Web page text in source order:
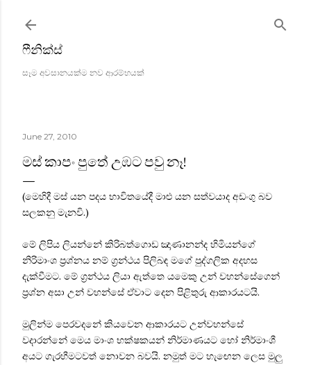
ෆීනික්ස්
සෑම අවසානයක්ම නව ආරම්භයක්
June 27, 2010
මස් කාපං පුතේ උඹට පවු නෑ!
(මෙහිදී මස් යන පදය භාවිතයේදී මාළු යන සත්වයාද අඩංගු බව
සලකනු මැනවි.)
මේ ලිපිය ලියන්නේ කිරිබත්ගොඩ ඤාණානන්ද හිමියන්ගේ
නිරිමාංශ ප්‍රශ්නය නම් ග්‍රන්ථය පිලිබඳ මගේ පුද්ගලික අදහස
දැක්වීමට. මේ ග්‍රන්ථය ලියා ඇත්තෙ යමෙකු උන් වහන්සේගෙන්
ප්‍රශ්න අසා උන් වහන්සේ ඒවාට දෙන පිළිතුරු ආකාරයටයි.
මුලින්ම පෙරවදනේ කියවෙන ආකාරයට උන්වහන්සේ
වදාරන්නේ මෙය මාංශ භක්ෂකයන් නිර්මාණයට හෝ නිර්මාංශී
අයට ගැරහීමටවත් නොවන බවයි. නමුත් මට හැඟෙන ලෙස මුලු